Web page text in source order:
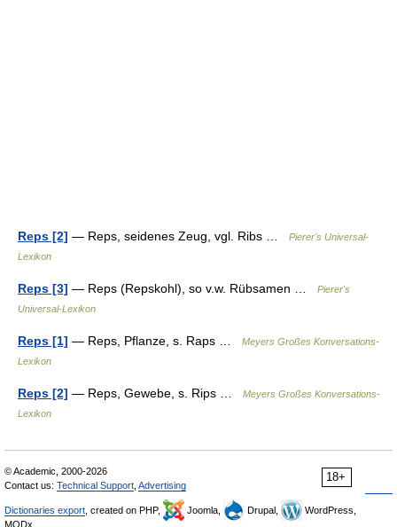
Reps [2] — Reps, seidenes Zeug, vgl. Ribs …
Pierer's Universal-
Lexikon
Reps [3] — Reps (Repskohl), so v.w. Rübsamen …
Pierer's
Universal-Lexikon
Reps [1] — Reps, Pflanze, s. Raps …
Meyers Großes Konversations-
Lexikon
Reps [2] — Reps, Gewebe, s. Rips …
Meyers Großes Konversations-
Lexikon
18+
© Academic, 2000-2026
Contact us: Technical Support Advertising
Dictionaries export , created on PHP, Joomla, Drupal,
WordPress,
MODx.